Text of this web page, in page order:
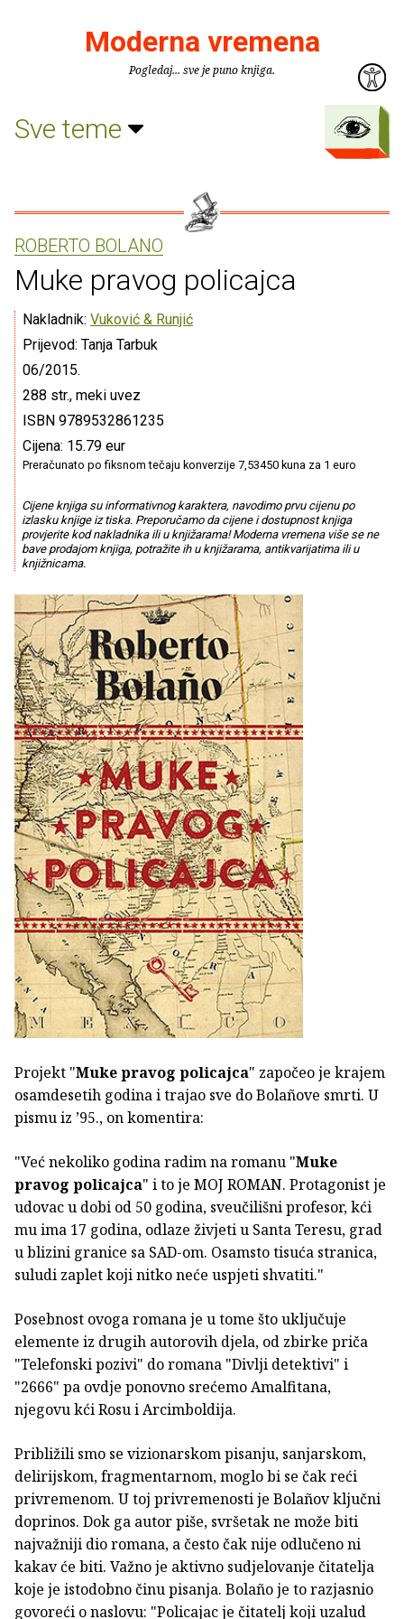
Moderna vremena
Pogledaj... sve je puno knjiga.
Sve teme
ROBERTO BOLANO
Muke pravog policajca
Nakladnik: Vuković & Runjić
Prijevod: Tanja Tarbuk
06/2015.
288 str., meki uvez
ISBN 9789532861235
Cijena: 15.79 eur
Preračunato po fiksnom tečaju konverzije 7,53450 kuna za 1 euro
Cijene knjiga su informativnog karaktera, navodimo prvu cijenu po
izlasku knjige iz tiska. Preporučamo da cijene i dostupnost knjiga
provjerite kod nakladnika ili u knjižarama! Moderna vremena više se ne
bave prodajom knjiga, potražite ih u knjižarama, antikvarijatima ili u
knjižnicama.
Projekt "Muke pravog policajca" započeo je krajem
osamdesetih godina i trajao sve do Bolañove smrti. U
pismu iz ’95., on komentira:
"Već nekoliko godina radim na romanu "Muke
pravog policajca" i to je MOJ ROMAN. Protagonist je
udovac u dobi od 50 godina, sveučilišni profesor, kći
mu ima 17 godina, odlaze živjeti u Santa Teresu, grad
u blizini granice sa SAD-om. Osamsto tisuća stranica,
suludi zaplet koji nitko neće uspjeti shvatiti."
Posebnost ovoga romana je u tome što uključuje
elemente iz drugih autorovih djela, od zbirke priča
"Telefonski pozivi" do romana "Divlji detektivi" i
"2666" pa ovdje ponovno srećemo Amalfitana,
njegovu kći Rosu i Arcimboldija.
Približili smo se vizionarskom pisanju, sanjarskom,
delirijskom, fragmentarnom, moglo bi se čak reći
privremenom. U toj privremenosti je Bolañov ključni
doprinos. Dok ga autor piše, svršetak ne može biti
najvažniji dio romana, a često čak nije odlučeno ni
kakav će biti. Važno je aktivno sudjelovanje čitatelja
koje je istodobno činu pisanja. Bolaño je to razjasnio
govoreći o naslovu: "Policajac je čitatelj koji uzalud